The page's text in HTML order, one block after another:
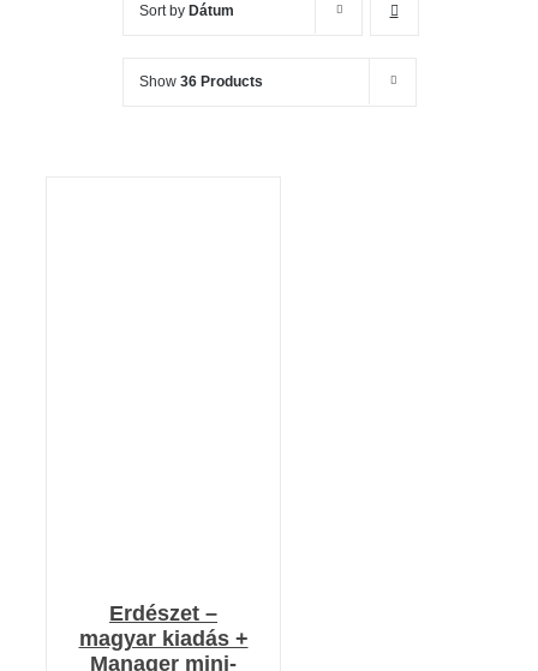
Sort by Dátum
Show 36 Products
Erdészet –
magyar kiadás +
Manager mini-